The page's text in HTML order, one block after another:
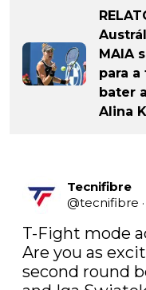
MAIA
para
bater
Alina
Tecnifibre
@tecnifibre ·
T-Fight mode
Are you as
second round